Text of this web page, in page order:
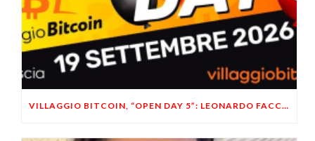
VILLAGGIO BITCOIN, “OPEN DAY 5”: LEONARDO FACCO OSPITE A BRESCIA